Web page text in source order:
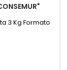
3 Kg Formato